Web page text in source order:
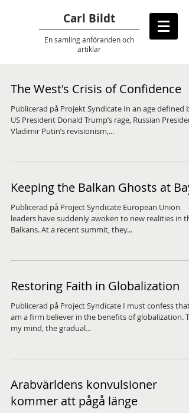
Carl Bildt
En samling anförandenoch
artiklar
The West's Crisis of Confidence
Publicerad på Projekt Syndicate In an age defined by
US President Donald Trump’s rage, Russian
Vladimir Putin’s revisionism,...
Keeping the Balkan Ghosts at Bay
Publicerad på Project Syndicate European Union
leaders have suddenly awoken to new realities in
Balkans. At a recent summit, they...
Restoring Faith in Globalization
Publicerad på Project Syndicate I must confess that I
am a firm believer in the benefits of globalization. To
my mind, the gradual...
Arabvärldens konvulsioner
kommer att pågå länge